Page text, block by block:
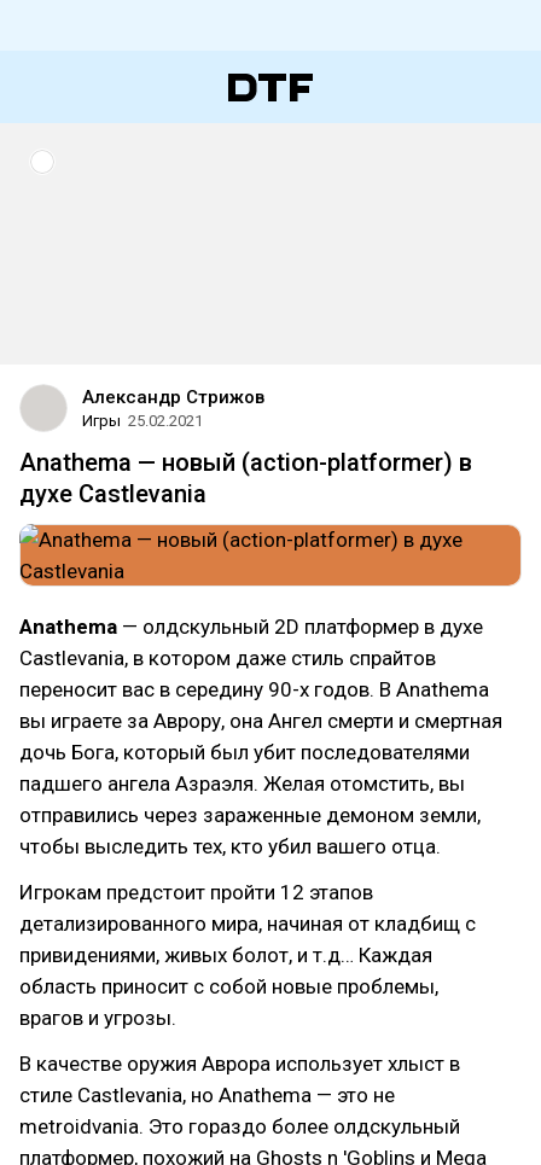
Александр Стрижов
Игры 25.02.2021
Anathema — новый (action-platformer) в
духе Castlevania
Anathema — олдскульный 2D платформер в духе
Castlevania, в котором даже стиль спрайтов
переносит вас в середину 90-х годов. В Anathema
вы играете за Аврору, она Ангел смерти и смертная
дочь Бога, который был убит последователями
падшего ангела Азраэля. Желая отомстить, вы
отправились через зараженные демоном земли,
чтобы выследить тех, кто убил вашего отца.
Игрокам предстоит пройти 12 этапов
детализированного мира, начиная от кладбищ с
привидениями, живых болот, и т.д… Каждая
область приносит с собой новые проблемы,
врагов и угрозы.
В качестве оружия Аврора использует хлыст в
стиле Castlevania, но Anathema — это не
metroidvania. Это гораздо более олдскульный
платформер, похожий на Ghosts n 'Goblins и Mega